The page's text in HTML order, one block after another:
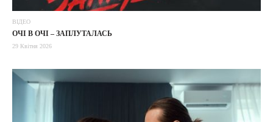
ВІДЕО
ОЧІ В ОЧІ – ЗАПЛУТАЛАСЬ
29 Квітня 2026